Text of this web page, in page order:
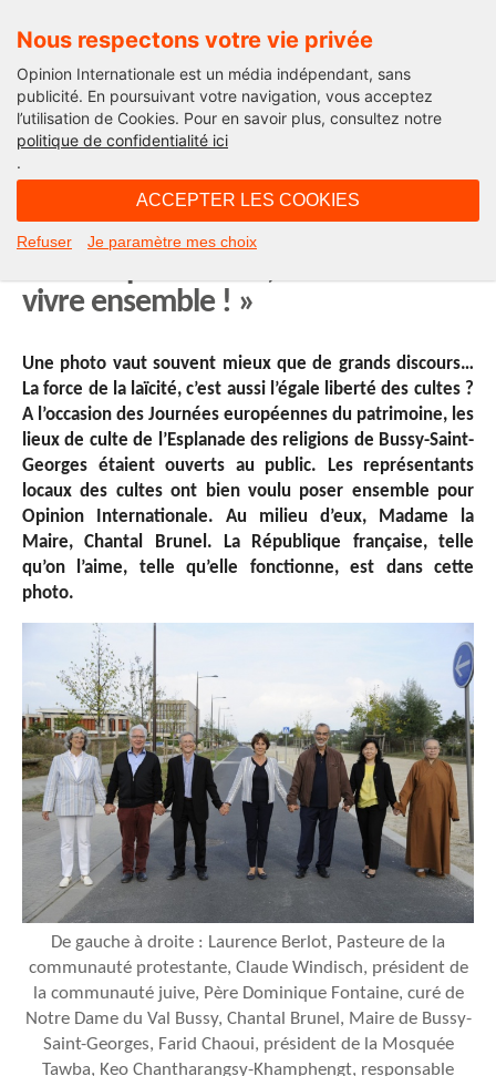
Nous respectons votre vie privée
Opinion Internationale est un média indépendant, sans
publicité. En poursuivant votre navigation, vous acceptez
l’utilisation de Cookies. Pour en savoir plus, consultez notre
politique de confidentialité ici
.
ACCEPTER LES COOKIES
Refuser Je paramètre mes choix
International
La photo de la semaine :
vivre ensemble ! »
Une photo vaut souvent mieux que de grands discours…
La force de la laïcité, c’est aussi l’égale liberté des cultes ?
A l’occasion des Journées européennes du patrimoine, les
lieux de culte de l’Esplanade des religions de Bussy-Saint-
Georges étaient ouverts au public. Les représentants
locaux des cultes ont bien voulu poser ensemble pour
Opinion Internationale. Au milieu d’eux, Madame la
Maire, Chantal Brunel. La République française, telle
qu’on l’aime, telle qu’elle fonctionne, est dans cette
photo.
De gauche à droite : Laurence Berlot, Pasteure de la
communauté protestante, Claude Windisch, président de
la communauté juive, Père Dominique Fontaine, curé de
Notre Dame du Val Bussy, Chantal Brunel, Maire de Bussy-
Saint-Georges, Farid Chaoui, président de la Mosquée
Tawba, Keo Chantharangsy-Khamphengt, responsable